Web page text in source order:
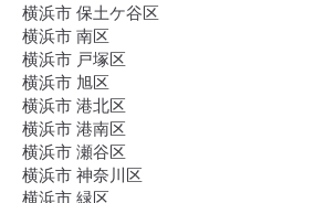
横浜市 保土ケ谷区
横浜市 南区
横浜市 戸塚区
横浜市 旭区
横浜市 港北区
横浜市 港南区
横浜市 瀬谷区
横浜市 神奈川区
横浜市 緑区